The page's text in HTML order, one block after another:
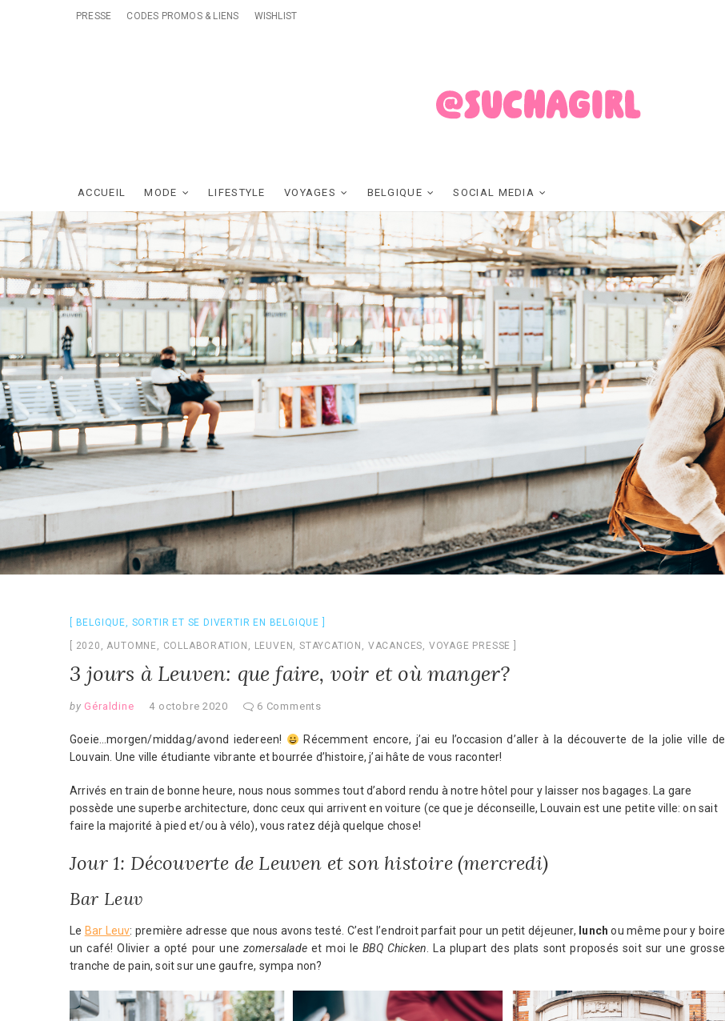
PRESSE CODES PROMOS & LIENS WISHLIST
SUCHAGIRL
ACCUEIL MODE LIFESTYLE VOYAGES BELGIQUE SOCIAL MEDIA
BELGIQUE, SORTIR ET SE DIVERTIR EN BELGIQUE
2020 ,AUTOMNE , COLLABORATION , LEUVEN ,STAYCATION , VACANCES, VOYAGE PRESSE
3 jours à Leuven: que faire, voir et où manger?
by Géraldine 4 octobre 2020 6 Comments
Goeie…morgen/middag/avond iedereen!
Récemment encore, j’ai eu l’occasion d’aller à la découverte de la jolie ville de
Louvain. Une ville étudiante vibrante et bourrée d’histoire, j’ai hâte de vous raconter!
Arrivés en train de bonne heure, nous nous sommes tout d’abord rendu à notre hôtel pour y laisser nos bagages. La gare
possède une superbe architecture, donc ceux qui arrivent en voiture (ce que je déconseille, Louvain est une petite ville: on sait
faire la majorité à pied et/ou à vélo), vous ratez déjà quelque chose!
Jour 1: Découverte de Leuven et son histoire (mercredi)
Bar Leuv
Le Bar Leuv: première adresse que nous avons testé. C’est l’endroit parfait pour un petit déjeuner, lunch ou même pour y boire
un café! Olivier a opté pour une zomersalade et moi leBBQ Chicken. La plupart des plats sont proposés soit sur une grosse
tranche de pain, soit sur une gaufre, sympa non?